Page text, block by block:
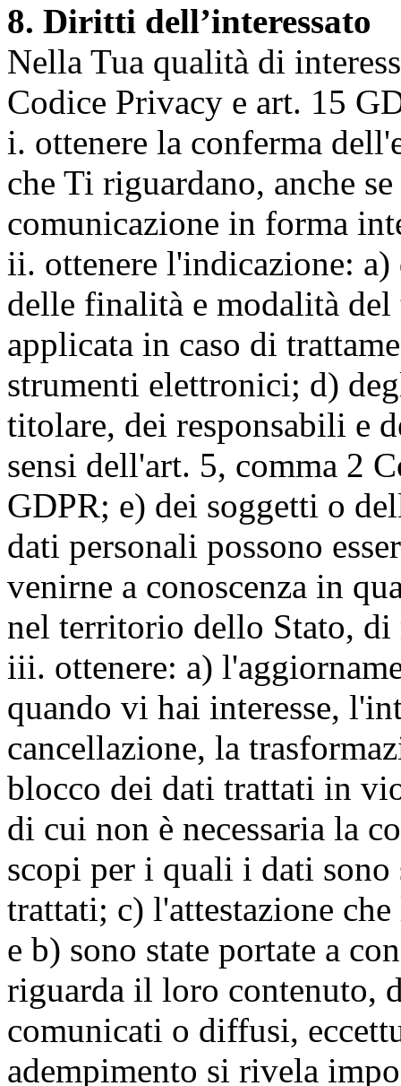
8. Diritti dell’interessato
Nella Tua qualità di
Codice Privacy e art. 15
i. ottenere la conferma
che Ti riguardano, anche
comunicazione in forma
ii. ottenere l'indicazione:
delle finalità e modalità
applicata in caso di
strumenti elettronici; d)
titolare, dei responsabili e
sensi dell'art. 5, comma 2
GDPR; e) dei soggetti o
dati personali possono
venirne a conoscenza in
nel territorio dello Stato,
iii. ottenere: a)
quando vi hai interesse,
cancellazione, la
blocco dei dati trattati in
di cui non è necessaria la
scopi per i quali i dati sono
trattati; c) l'attestazione
e b) sono state portate a
riguarda il loro contenuto,
comunicati o diffusi,
adempimento si rivela